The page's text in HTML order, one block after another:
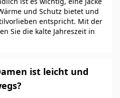
und Schutz bietet und
entspricht. Mit der
Sie die kalte Jahreszeit in
ist leicht und